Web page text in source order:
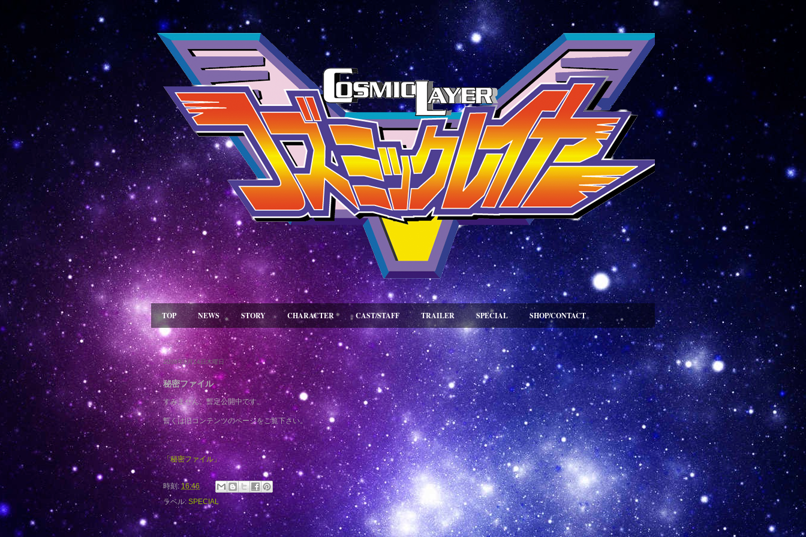
TOP NEWS STORY CHARACTER CAST/STAFF TRAILER SPECIAL SHOP/CONTACT
2008年8月14日木曜日
秘密ファイル
すみません。暫定公開中です。
暫くは旧コンテンツのページをご覧下さい。
「秘密ファイル」
時刻: 16:46
ラベル: SPECIAL